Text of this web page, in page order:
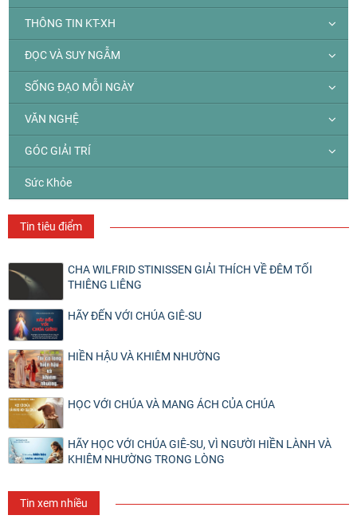
THÔNG TIN KT-XH
ĐỌC VÀ SUY NGẪM
SỐNG ĐẠO MỖI NGÀY
VĂN NGHỆ
GÓC GIẢI TRÍ
Sức Khỏe
Tin tiêu điểm
CHA WILFRID STINISSEN GIẢI THÍCH VỀ ĐÊM TỐI
THIÊNG LIÊNG
HÃY ĐẾN VỚI CHÚA GIÊ-SU
HIỀN HẬU VÀ KHIÊM NHƯỜNG
HỌC VỚI CHÚA VÀ MANG ÁCH CỦA CHÚA
HÃY HỌC VỚI CHÚA GIÊ-SU, VÌ NGƯỜI HIỀN LÀNH VÀ
KHIÊM NHƯỜNG TRONG LÒNG
Tin xem nhiều